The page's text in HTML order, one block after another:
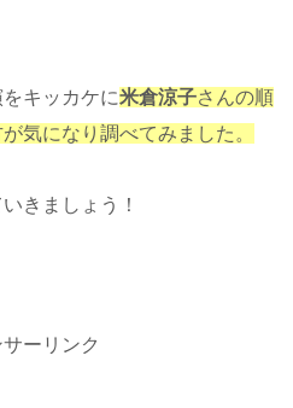
キッカケに米倉涼子さんの順
気になり調べてみました。
きましょう！
ーリンク